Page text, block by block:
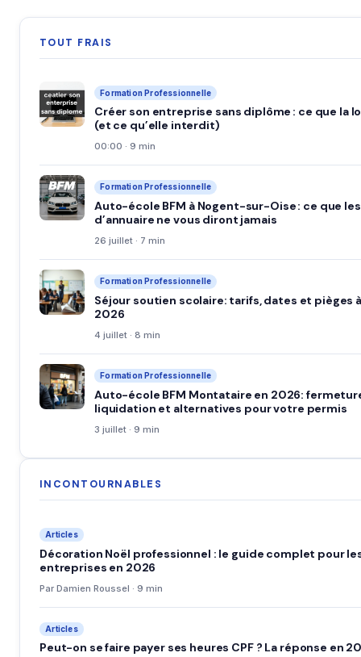
TOUT FRAIS
Formation Professionnelle
Créer son entreprise sans diplôme : ce que la
(et ce qu’elle interdit)
00:00 · 9 min
Formation Professionnelle
Auto-école BFM à Nogent-sur-Oise : ce que
d’annuaire ne vous diront jamais
26 juillet · 7 min
Formation Professionnelle
Séjour soutien scolaire: tarifs, dates et pièges
2026
4 juillet · 8 min
Formation Professionnelle
Auto-école BFM Montataire en 2026:
liquidation et alternatives pour votre permis
3 juillet · 9 min
INCONTOURNABLES
Articles
Décoration Noël professionnel : le guide complet pour
entreprises en 2026
Par Damien Roussel · 9 min
Articles
Peut-on se faire payer ses heures CPF ? La réponse en